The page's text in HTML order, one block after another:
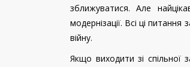
зближуватися. Але
модернізації. Всі ці
війну.
Якщо виходити зі спільної